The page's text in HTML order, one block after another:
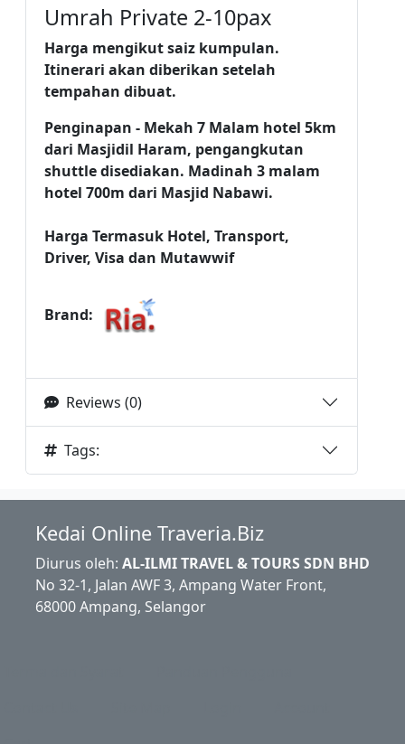
Umrah Private 2-10pax
Harga mengikut saiz kumpulan.
Itinerari akan diberikan setelah
tempahan dibuat.
Penginapan - Mekah 7 Malam hotel 5km
dari Masjidil Haram, pengangkutan
shuttle disediakan. Madinah 3 malam
hotel 700m dari Masjid Nabawi.
Harga Termasuk Hotel, Transport,
Driver, Visa dan Mutawwif
Brand:
Reviews (0)
Tags:
Kedai Online Traveria.Biz
Diurus oleh: AL-ILMI TRAVEL & TOURS SDN BHD
No 32-1, Jalan AWF 3, Ampang Water Front,
68000 Ampang, Selangor